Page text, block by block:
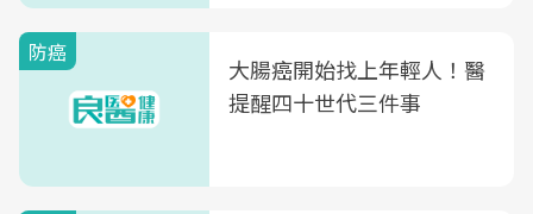
防癌
大腸癌開始找上年輕人！醫
提醒四十世代三件事